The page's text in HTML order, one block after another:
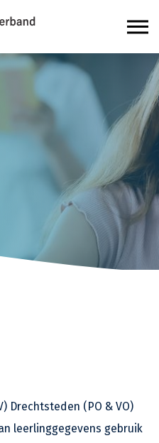
Drechtsteden (PO & VO)
leerlinggegevens gebruik